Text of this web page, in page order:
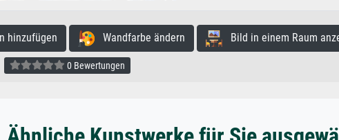
hinzufügen Wandfarbe ändern Bild in einem Raum
0 Bewertungen